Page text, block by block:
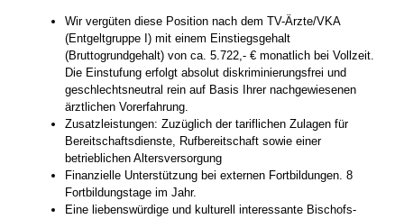
Wir vergüten diese Position nach dem TV-Ärzte/VKA
(Entgeltgruppe I) mit einem Einstiegsgehalt
(Bruttogrundgehalt) von ca. 5.722,- € monatlich bei Vollzeit.
Die Einstufung erfolgt absolut diskriminierungsfrei und
geschlechtsneutral rein auf Basis Ihrer nachgewiesenen
ärztlichen Vorerfahrung.
Zusatzleistungen: Zuzüglich der tariflichen Zulagen für
Bereitschaftsdienste, Rufbereitschaft sowie einer
betrieblichen Altersversorgung
Finanzielle Unterstützung bei externen Fortbildungen. 8
Fortbildungstage im Jahr.
Eine liebenswürdige und kulturell interessante Bischofs-